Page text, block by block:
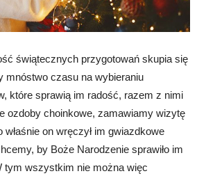
świątecznych przygotowań skupia się
mnóstwo czasu na wybieraniu
które sprawią im radość, razem z nimi
ozdoby choinkowe, zamawiamy wizytę
właśnie on wręczył im gwiazdkowe
by Boże Narodzenie sprawiło im
tym wszystkim nie można więc